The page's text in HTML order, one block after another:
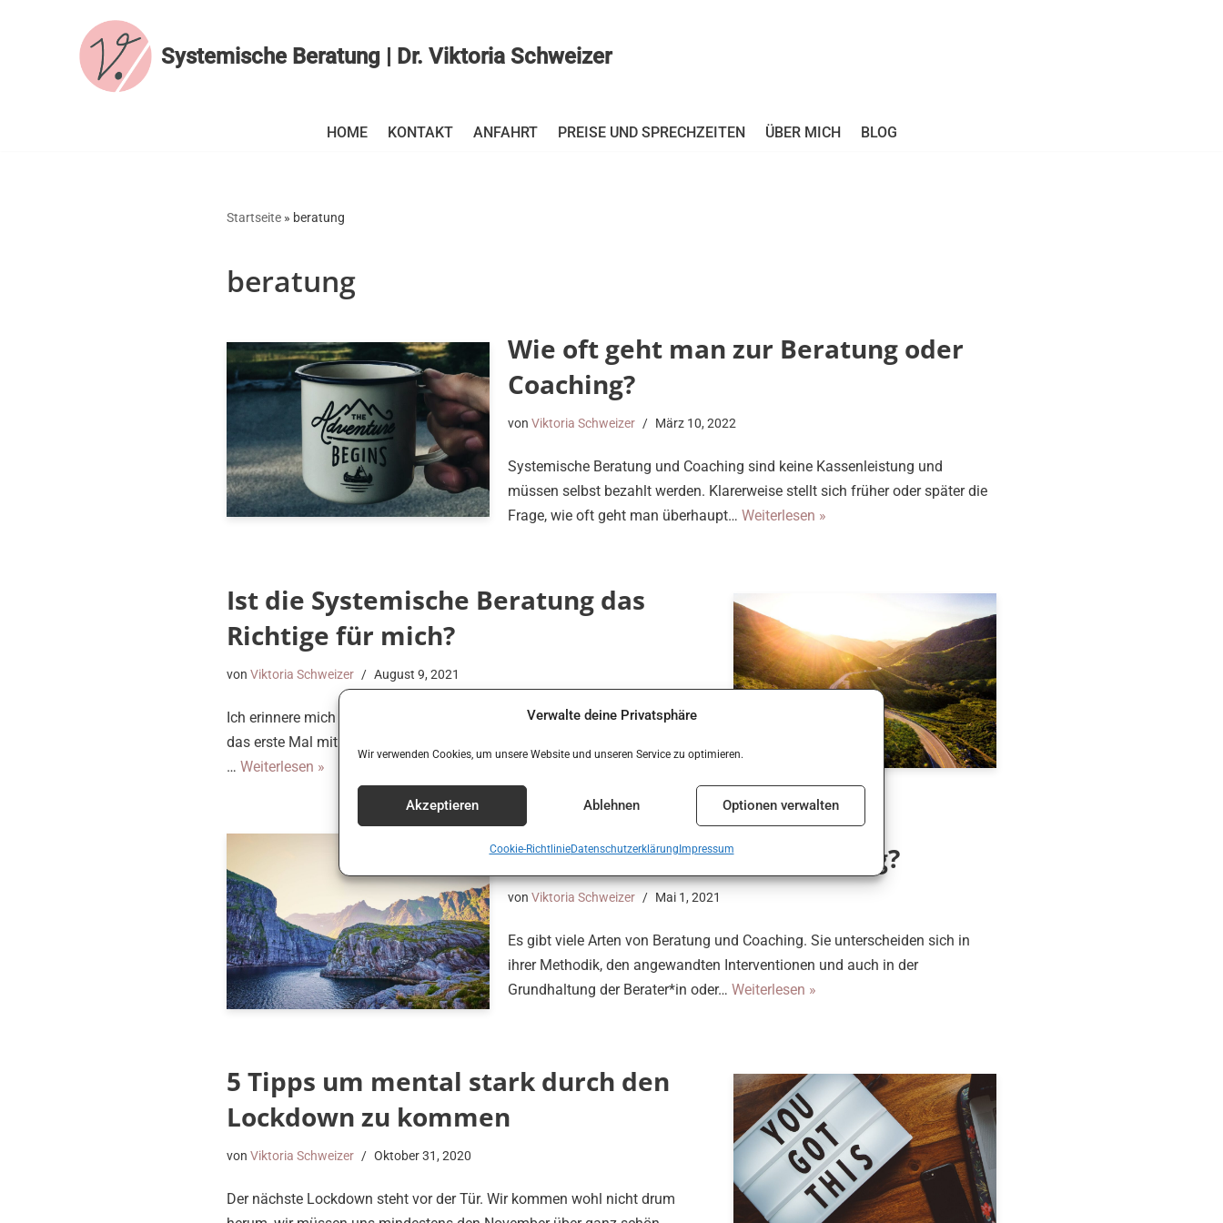
Verwalte deine Privatsphäre
Wir verwenden Cookies, um unsere Website und unseren Service zu optimieren.
Akzeptieren Ablehnen Optionen verwalten
Cookie-RichtlinieDatenschutzerklärungImpressum
Systemische Beratung | Dr. Viktoria Schweizer
HOME KONTAKT ANFAHRT PREISE UND SPRECHZEITEN ÜBER MICH BLOG
Startseite » beratung
beratung
Wie oft geht man zur Beratung oder
Coaching?
vonViktoria Schweizer März 10, 2022
Systemische Beratung und Coaching sind keine Kassenleistung und
müssen selbst bezahlt werden. Klarerweise stellt sich früher oder später die
Frage, wie oft geht man überhaupt…Weiterlesen »
Ist die Systemische Beratung das
Richtige für mich?
von Viktoria Schweizer August 9, 2021
Ich erinnere mich nur zu gut wie mir diese Frage durch den Kopf ging, als ich
das erste Mal mit dem systemischen Ansatz konfrontiert wurde.
… Weiterlesen »
Was ist Systemische Beratung?
vonViktoria Schweizer Mai 1, 2021
Es gibt viele Arten von Beratung und Coaching. Sie unterscheiden sich in
ihrer Methodik, den angewandten Interventionen und auch in der
Grundhaltung der Berater*in oder…Weiterlesen »
5 Tipps um mental stark durch den
Lockdown zu kommen
von Viktoria Schweizer Oktober 31, 2020
Der nächste Lockdown steht vor der Tür. Wir kommen wohl nicht drum